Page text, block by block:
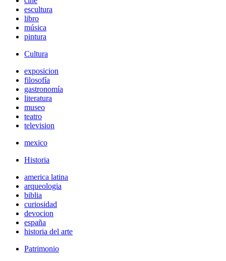
escultura
libro
música
pintura
Cultura
exposicion
filosofía
gastronomía
literatura
museo
teatro
television
mexico
Historia
america latina
arqueologia
biblia
curiosidad
devocion
españa
historia del arte
Patrimonio